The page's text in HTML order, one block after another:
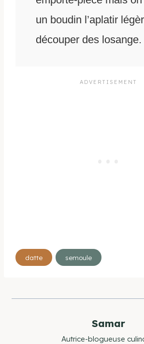
un boudin l’aplatir
découper des losange.
Étiquettes
de
publication :
datte semoule
Samar
Autrice-blogueuse